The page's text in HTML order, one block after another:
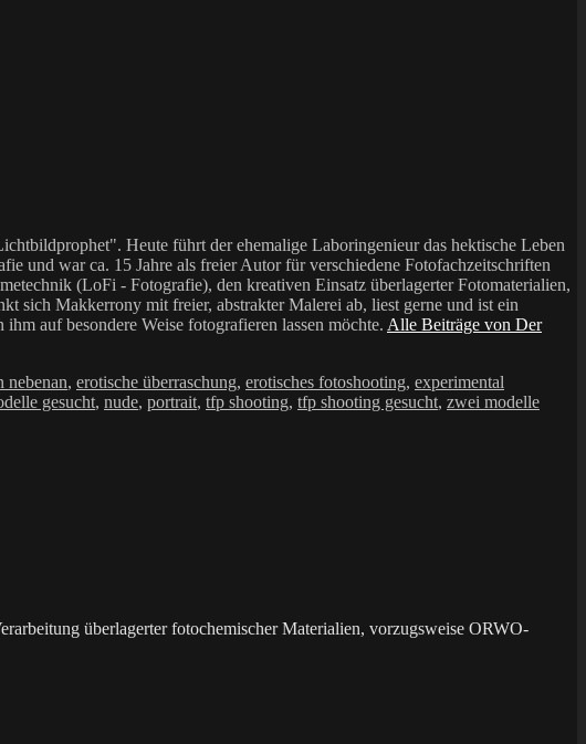
Heute führt der ehemalige Laboringenieur das hektische Leben
und war ca. 15 Jahre als freier Autor für verschiedene Fotofachzeitschriften
(LoFi - Fotografie), den kreativen Einsatz überlagerter Fotomaterialien,
sich Makkerrony mit freier, abstrakter Malerei ab, liest gerne und ist ein
auf besondere Weise fotografieren lassen möchte. Alle Beiträge von Der
nebenan, erotische überraschung, erotisches fotoshooting, experimental
gesucht, nude, portrait, tfp shooting, tfp shooting gesucht, zwei modelle
überlagerter fotochemischer Materialien, vorzugsweise ORWO-